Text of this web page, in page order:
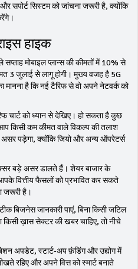
सपोर्ट सिस्टम को जांचना जरूरी है, क्योंकि
हाइक
मोबाइल प्लान्स की कीमतों में 10% से
3 जुलाई से लागू होगी। मुख्य वजह है 5G
मानना है कि नई टैरिफ से वो अपने नेटवर्क को
चार्ट को ध्यान से देखिए। हो सकता है कुछ
किसी कम कीमत वाले विकल्प की तलाश
असर पड़ेगा, क्योंकि जियो और अन्य ऑपरेटर्स
बड़े असर डालते हैं। शेयर बाजार के
आपके वित्तीय फैसलों को प्रभावित कर सकते
जरूरी है।
बिजनेस जानकारी पाएं, बिना किसी जटिल
ख़ास सेक्टर की खबर चाहिए, तो नीचे
अपडेट, स्टार्ट‑अप फ़ंडिंग और उद्योग में
रहिए और अपने वित्त को स्मार्ट बनाते